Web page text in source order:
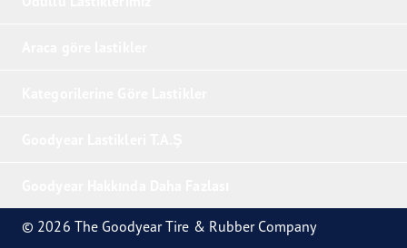
© 2026 The Goodyear Tire & Rubber Company